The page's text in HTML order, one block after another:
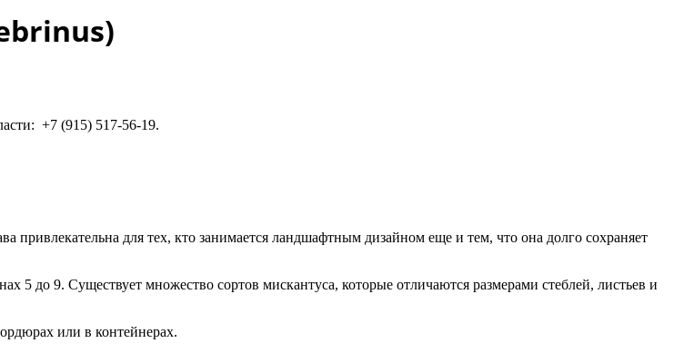
+7 (915) 517-56-19.
привлекательна для тех, кто занимается ландшафтным дизайном еще и тем, что она долго сохраняет
5 до 9. Существует множество сортов мискантуса, которые отличаются размерами стеблей, листьев и
или в контейнерах.